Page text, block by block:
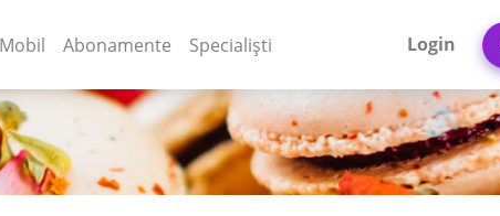
(current)
Abonamente Specialiști Login